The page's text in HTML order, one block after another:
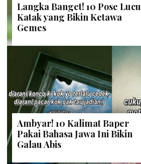
Langka Banget! 10 Pose Lucu
Katak yang Bikin Ketawa
Gemes
Ambyar! 10 Kalimat Baper
Pakai Bahasa Jawa Ini Bikin
Galau Abis